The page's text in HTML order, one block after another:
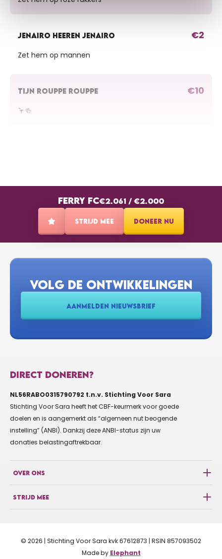
JENAIRO HEEREN JENAIRO €2
Zet hem op mannen
TIJN ROUPPE ROUPPE €10
🦩🍻
STORM VAN DEN ADEL
LOES VERDAASDONK €5
Zet m op flamingo's
Zet hem op kanjers!
CEES KARELSE
Suc6
Heel veel succes gewenst met deze mooie actie!
FERRY FC€2.061 / €2.000
STRIJD MEE DONEER NU
VOLG DE ONTWIKKELINGEN
AANMELDEN NIEUWSBRIEF
DIRECT DONEREN?
NL56RABO0315790792 t.n.v. Stichting Voor Sara
Stichting Voor Sara heeft het CBF-keurmerk voor goede
doelen en is aangemerkt als “algemeen nut beogende
instelling” (ANBI). Dankzij deze ANBI-status zijn uw
donaties belastingaftrekbaar.
OVER ONS
STRIJD MEE
© 2026 | Stichting Voor Sara kvk 67612873 | RSIN 857093502
Made by Elephant